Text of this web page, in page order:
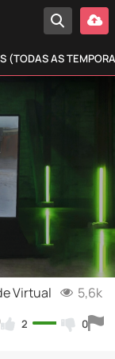
(TODAS AS
Virtual 5,6k
2 0